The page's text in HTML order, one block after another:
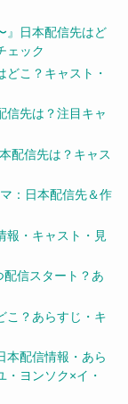
』日本配信先はど
ェック
こ？キャスト・
信先は？注目キャ
配信先は？キャス
：日本配信先＆作
報・キャスト・見
信スタート？あ
こ？あらすじ・キ
本配信情報・あら
ヨンソク×イ・